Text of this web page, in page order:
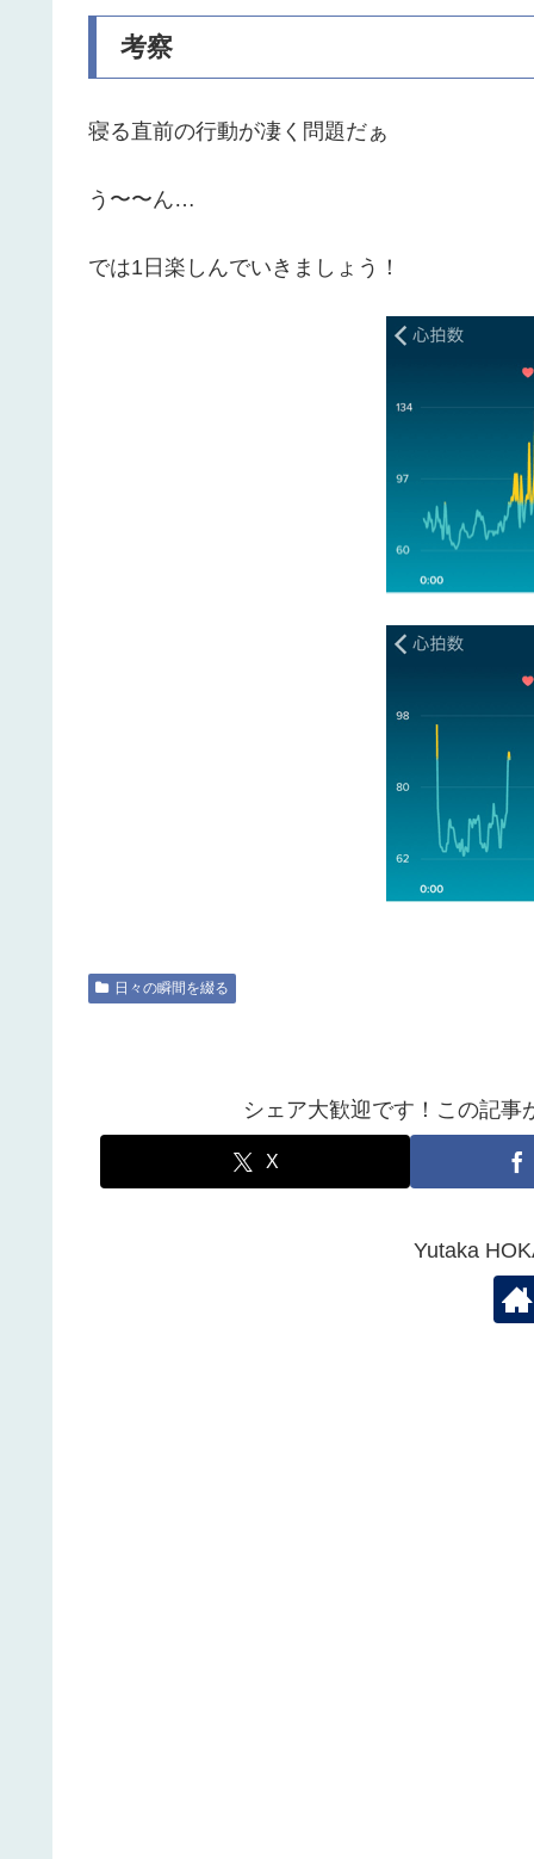
考察
寝る直前の行動が凄く問題だぁ
う〜〜ん…
では1日楽しんでいきましょう！
日々の瞬間を綴る
シェア大歓迎です！この記事
X
Yutaka